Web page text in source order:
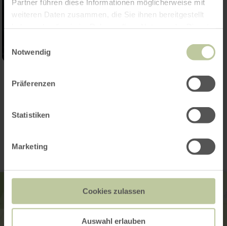
Partner führen diese Informationen möglicherweise mit
weiteren Daten zusammen, die Sie ihnen bereitgestellt
Notwendig
Präferenzen
Statistiken
Marketing
Cookies zulassen
Auswahl erlauben
Contact